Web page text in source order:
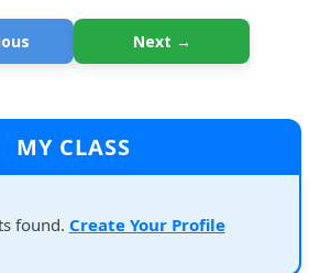
Next →
MY CLASS
found. Create Your Profile